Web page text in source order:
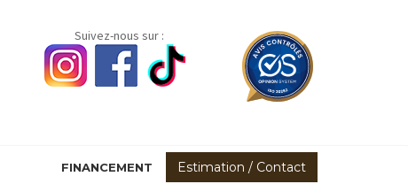
Suivez-nous sur :
FINANCEMENT Estimation / Contact